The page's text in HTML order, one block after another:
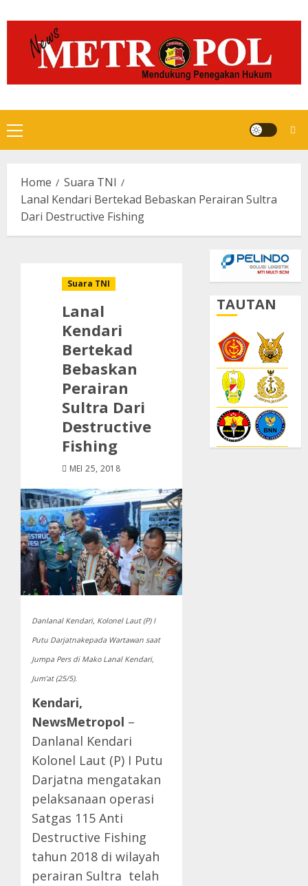
to
content
Primary
Menu
Home
Suara TNI
Lanal Kendari Bertekad Bebaskan Perairan Sultra
Dari Destructive Fishing
Suara TNI
Lanal
Kendari
Bertekad
Bebaskan
Perairan
Sultra Dari
Destructive
Fishing
MEI 25, 2018
Danlanal Kendari, Kolonel Laut (P) I
Putu Darjatnakepada Wartawan saat
Jumpa Pers di Mako Lanal Kendari,
Jum’at (25/5).
Kendari,
NewsMetropol –
Danlanal Kendari
Kolonel Laut (P) I Putu
Darjatna mengatakan
pelaksanaan operasi
Satgas 115 Anti
Destructive Fishing
tahun 2018 di wilayah
perairan Sultra telah
TAUTAN